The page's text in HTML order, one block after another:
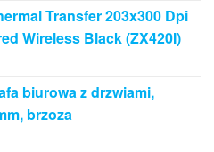
Transfer 203x300 Dpi
Wireless Black (ZX420I)
biurowa z drzwiami,
brzoza